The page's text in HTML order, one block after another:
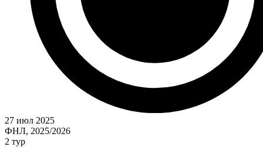
27 июл 2025
ФНЛ, 2025/2026
2 тур